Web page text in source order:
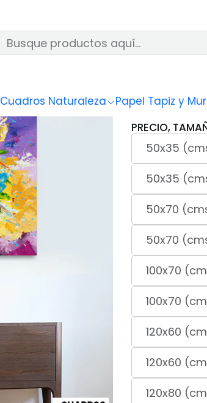
Cuadros Naturaleza Papel Tapiz y
|
PRECIO,
50x35
50x35
50x70
50x70
100x70
100x70
120x60
120x60
120x80